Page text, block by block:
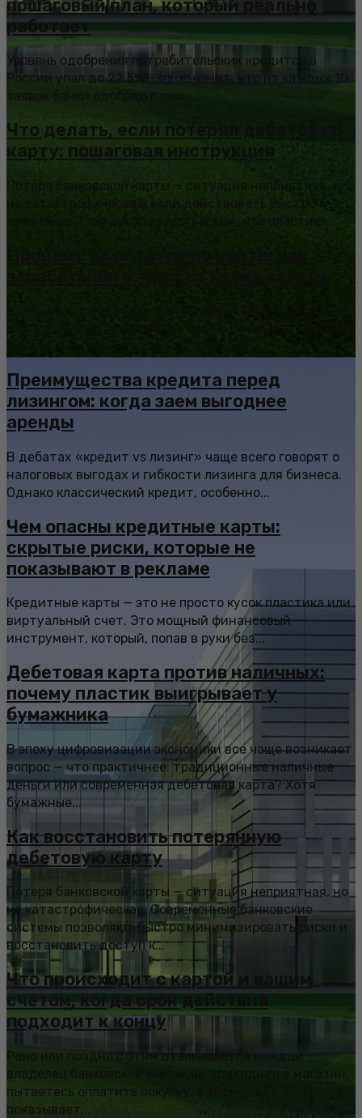
пошаговый план, который реально
работает
Уровень одобрения потребительских кредитов в
России упал до 22,5% — это значит, что из каждых 10
заявок банки одобряют лишь...
Что делать, если потерял дебетовую
карту: пошаговая инструкция
Потеря банковской карты — ситуация неприятная, но
не катастрофическая, если действовать быстро и
правильно. Главная опасность в том, что пластик...
Преимущества кредита перед
лизингом: когда заем выгоднее
аренды
В дебатах «кредит vs лизинг» чаще всего говорят о
налоговых выгодах и гибкости лизинга для бизнеса.
Однако классический кредит, особенно...
Чем опасны кредитные карты:
скрытые риски, которые не
показывают в рекламе
Кредитные карты — это не просто кусок пластика или
виртуальный счет. Это мощный финансовый
инструмент, который, попав в руки без...
Дебетовая карта против наличных:
почему пластик выигрывает у
бумажника
В эпоху цифровизации экономики все чаще возникает
вопрос — что практичнее: традиционные наличные
деньги или современная дебетовая карта? Хотя
бумажные...
Как восстановить потерянную
дебетовую карту
Потеря банковской карты — ситуация неприятная, но
не катастрофическая. Современные банковские
системы позволяют быстро минимизировать риски и
восстановить доступ к...
Что происходит с картой и вашим
счетом, когда срок действия
подходит к концу
Рано или поздно с этим сталкивается каждый
владелец банковской карты: вы приходите в магазин,
пытаетесь оплатить покупку, а терминал
показывает...